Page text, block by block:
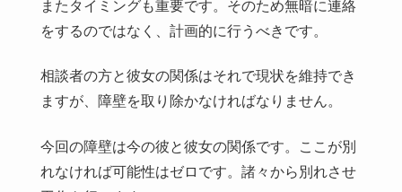
またタイミングも重要です。そのため無暗に連絡
をするのではなく、計画的に行うべきです。
相談者の方と彼女の関係はそれで現状を維持でき
ますが、障壁を取り除かなければなりません。
今回の障壁は今の彼と彼女の関係です。ここが別
れなければ可能性はゼロです。諸々から別れさせ